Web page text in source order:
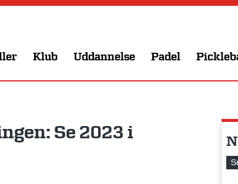
Klub Uddannelse Padel
Se 2023 i